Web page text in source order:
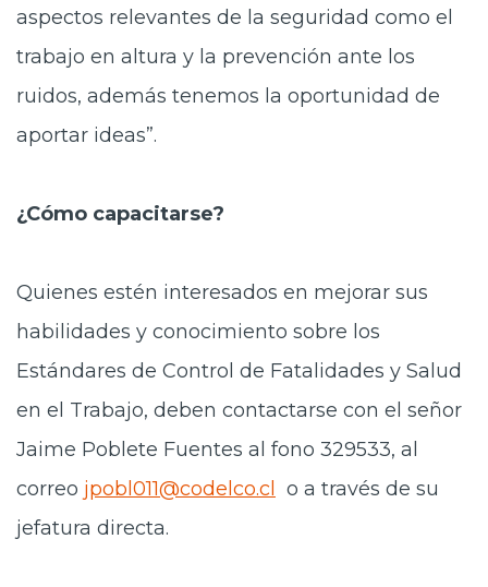
aspectos relevantes de la seguridad como el
trabajo en altura y la prevención ante los
ruidos, además tenemos la oportunidad de
aportar ideas”.
¿Cómo capacitarse?
Quienes estén interesados en mejorar sus
habilidades y conocimiento sobre los
Estándares de Control de Fatalidades y Salud
en el Trabajo, deben contactarse con el señor
Jaime Poblete Fuentes al fono 329533, al
correo jpobl011@codelco.cl
o a través de su
jefatura directa.